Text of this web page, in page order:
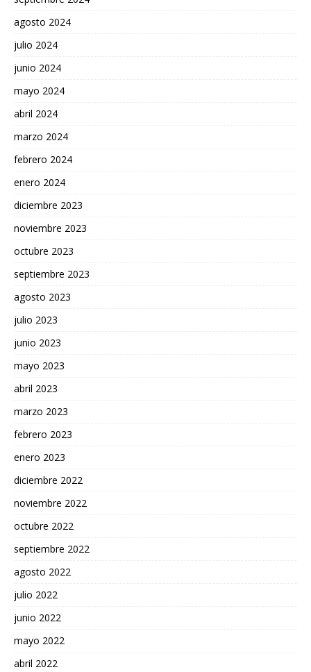
agosto 2024
julio 2024
junio 2024
mayo 2024
abril 2024
marzo 2024
febrero 2024
enero 2024
diciembre 2023
noviembre 2023
octubre 2023
septiembre 2023
agosto 2023
julio 2023
junio 2023
mayo 2023
abril 2023
marzo 2023
febrero 2023
enero 2023
diciembre 2022
noviembre 2022
octubre 2022
septiembre 2022
agosto 2022
julio 2022
junio 2022
mayo 2022
abril 2022